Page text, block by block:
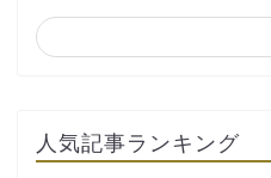
人気記事ランキング